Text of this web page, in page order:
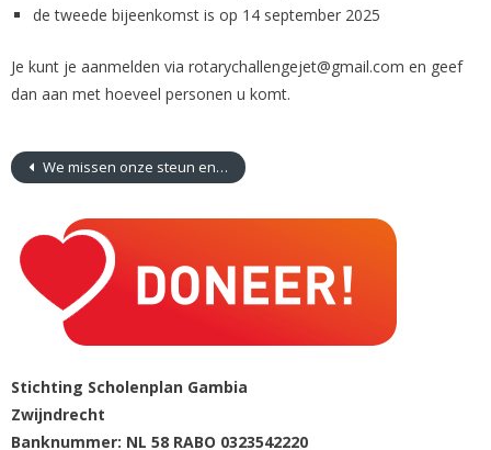
de tweede bijeenkomst is op 14 september 2025
Je kunt je aanmelden via rotarychallengejet@gmail.com en geef
dan aan met hoeveel personen u komt.
We missen onze steun en toeverlaat
Stichting Scholenplan Gambia
Zwijndrecht
Banknummer: NL 58 RABO 0323542220